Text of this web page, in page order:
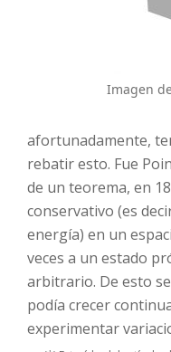
Imagen
afortunadamente,
rebatir esto. Fue
de un teorema, en
conservativo (es
energía) en un
veces a un estado
arbitrario. De esto
podía crecer
experimentar